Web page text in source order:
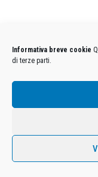
Informativa breve cookie
di terze parti.